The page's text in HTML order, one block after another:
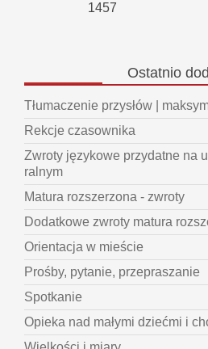
1457
Ostatnio
Tłumaczenie przysłów |
Rekcje czasownika
Zwroty językowe przydatne na
ralnym
Matura rozszerzona - zwroty
Dodatkowe zwroty matura
Orientacja w mieście
Prośby, pytanie, przepraszanie
Spotkanie
Opieka nad małymi dziećmi i